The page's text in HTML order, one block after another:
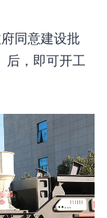
同意建设批
后，即可开工